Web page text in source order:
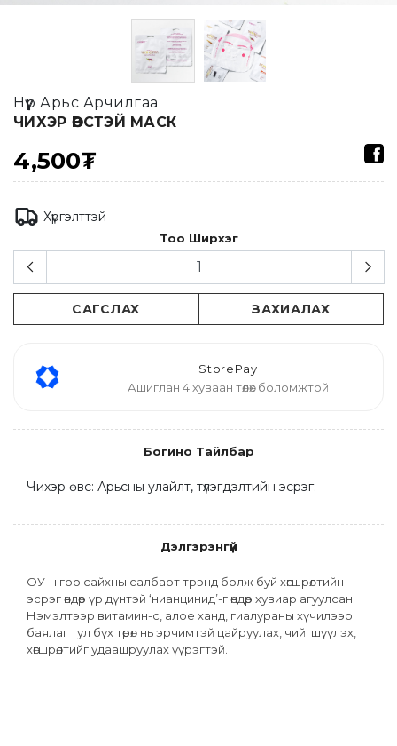
Нүүр Арьс Арчилгаа
ЧИХЭР ӨВСТЭЙ МАСК
4,500₮
Хүргэлттэй
Тоо Ширхэг
САГСЛАХ ЗАХИАЛАХ
StorePay
Ашиглан 4 хуваан төлөх боломжтой
Богино Тайлбар
Чихэр өвс: Арьсны улайлт, түлэгдэлтийн эсрэг.
Дэлгэрэнгүй
ОУ-н гоо сайхны салбарт трэнд болж буй хөгшрөлтийн
эсрэг өндөр үр дүнтэй ‘нианцинид’-г өндөр хувиар агуулсан.
Нэмэлтээр витамин-с, алое ханд, гиалураны хүчилээр
баялаг тул бүх төрөл нь эрчимтэй цайруулах, чийгшүүлэх,
хөгшрөлтийг удаашруулах үүрэгтэй.